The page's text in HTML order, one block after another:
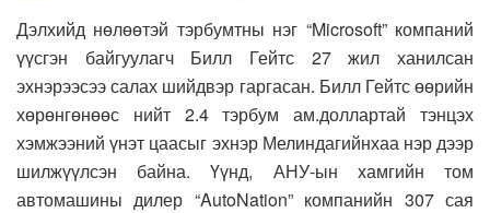
Дэлхийд нөлөөтэй тэрбумтны нэг “Microsoft” компаний
үүсгэн байгуулагч Билл Гейтс 27 жил ханилсан
эхнэрээсээ салах шийдвэр гаргасан. Билл Гейтс өөрийн
хөрөнгөнөөс нийт 2.4 тэрбум ам.доллартай тэнцэх
хэмжээний үнэт цаасыг эхнэр Мелиндагийнхаа нэр дээр
шилжүүлсэн байна. Үүнд, АНУ-ын хамгийн том
автомашины дилер “AutoNation” компанийн 307 сая